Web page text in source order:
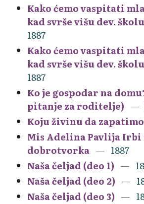
Kako ćemo vaspitati
kad svrše višu dev.
1887
Kako ćemo vaspitati
kad svrše višu dev.
1887
Ko je gospodar na
pitanje za roditelje)
Koju živinu da zapatimo
Mis Adelina Pavlija Irbi
dobrotvorka
1887
Naša čeljad (deo 1)
Naša čeljad (deo 2)
Naša čeljad (deo 3)